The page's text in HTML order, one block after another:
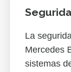
La
Mercedes
sistemas